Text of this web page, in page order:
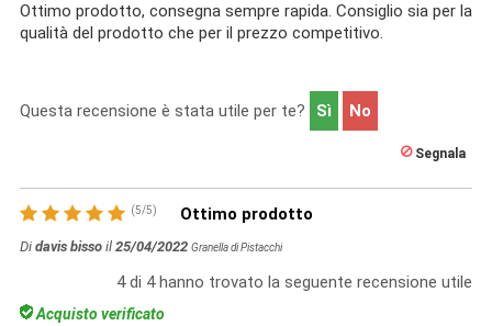
Ottimo prodotto, consegna sempre rapida. Consiglio sia per la
qualità del prodotto che per il prezzo competitivo.
Questa recensione è stata utile per te? Sì No
Segnala
(5/5) Ottimo prodotto
Di davis bisso il 25/04/2022 Granella di Pistacchi
4di 4hanno trovato la seguente recensione utile
Acquisto verificato